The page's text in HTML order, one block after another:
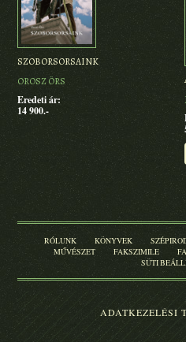
SZOBORSORSAINK
OROSZ ÖRS
Eredeti ár:
14 900.-
RÓLUNK KÖNYVEK
MŰVÉSZET
FAKSZIMILE
SÜTI
ADATKEZELÉSI